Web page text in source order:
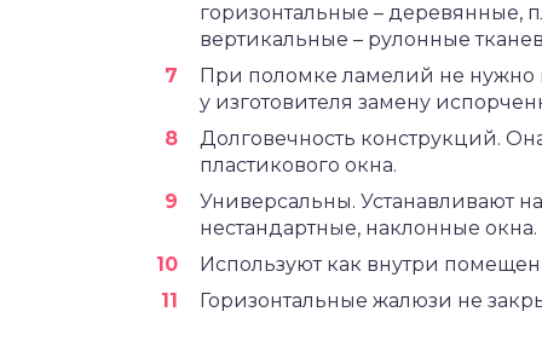
горизонтальные – деревянные,
вертикальные – рулонные
При поломке ламелий не нужно
у изготовителя замену
Долговечность конструкций.
пластикового окна.
Универсальны. Устанавливают
нестандартные, наклонные окна.
Используют как внутри
Горизонтальные жалюзи не